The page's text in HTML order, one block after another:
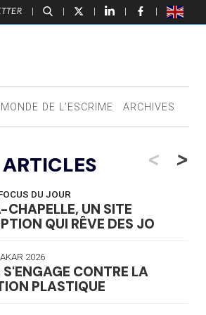
| | | | |
DE L’ESCRIME ARCHIVES
<
DU JOUR
UN SITE
QUI RÊVE DES JO
2026
CONTRE LA
PLASTIQUE
>